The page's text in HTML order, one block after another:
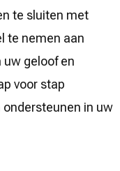
te sluiten met
te nemen aan
geloof en
voor stap
in uw